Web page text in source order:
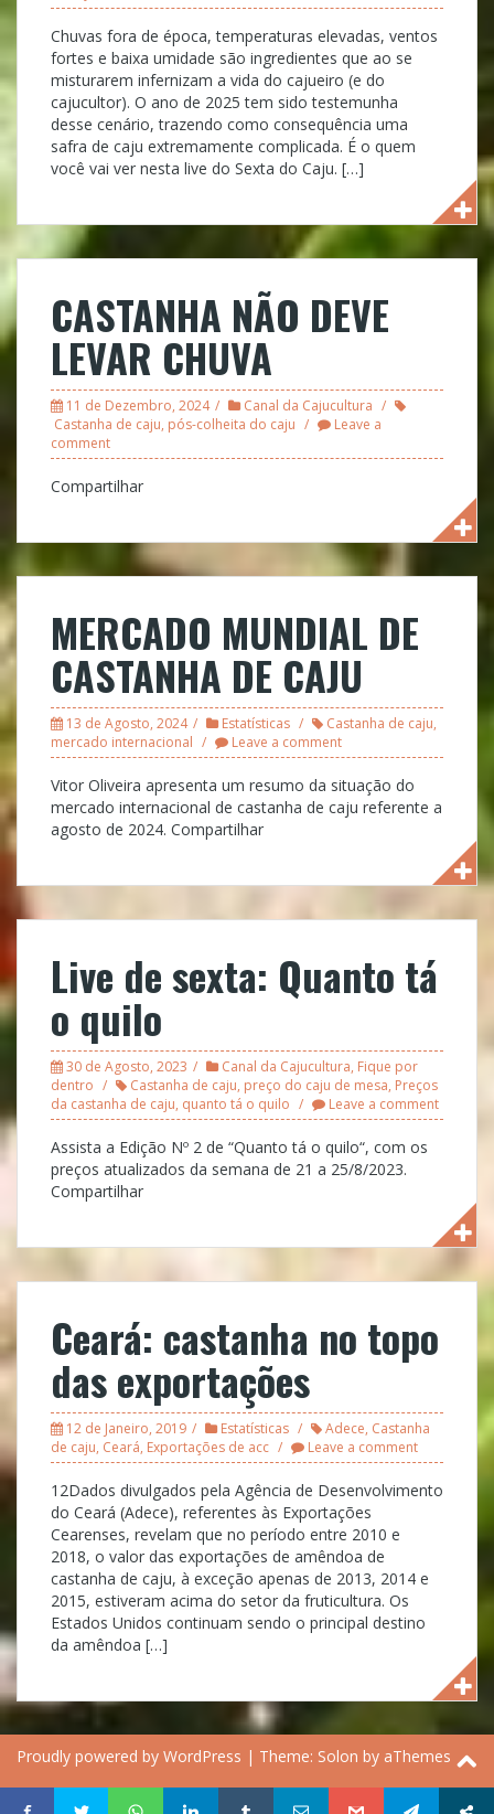
Chuvas fora de época, temperaturas elevadas, ventos
fortes e baixa umidade são ingredientes que ao se
misturarem infernizam a vida do cajueiro (e do
cajucultor). O ano de 2025 tem sido testemunha
desse cenário, trazendo como consequência uma
safra de caju extremamente complicada. É o quem
você vai ver nesta live do Sexta do Caju. […]
CASTANHA NÃO DEVE
LEVAR CHUVA
11 de Dezembro, 2024
Canal da Cajucultura
Castanha de caju, pós-colheita do caju
Leave a
comment
Compartilhar
MERCADO MUNDIAL DE
CASTANHA DE CAJU
13 de Agosto, 2024 Estatísticas Castanha de caju,
mercado internacional
Leave a comment
Vitor Oliveira apresenta um resumo da situação do
mercado internacional de castanha de caju referente a
agosto de 2024. Compartilhar
Live de sexta: Quanto tá
o quilo
30 de Agosto, 2023 Canal da Cajucultura, Fique por
dentro
Castanha de caju, preço do caju de mesa, Preços
da castanha de caju, quanto tá o quilo Leave a comment
Assista a Edição Nº 2 de “Quanto tá o quilo“, com os
preços atualizados da semana de 21 a 25/8/2023.
Compartilhar
Ceará: castanha no topo
das exportações
12 de Janeiro, 2019 Estatísticas Adece, Castanha
de caju, Ceará, Exportações de acc Leave a comment
12Dados divulgados pela Agência de Desenvolvimento
do Ceará (Adece), referentes às Exportações
Cearenses, revelam que no período entre 2010 e
2018, o valor das exportações de amêndoa de
castanha de caju, à exceção apenas de 2013, 2014 e
2015, estiveram acima do setor da fruticultura. Os
Estados Unidos continuam sendo o principal destino
da amêndoa […]
Proudly powered by WordPress | Theme: Solon by aThemes